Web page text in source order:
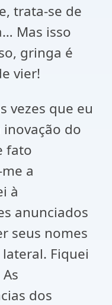
trata-se de
Mas isso
gringa é
vier!
vezes que eu
do
fato
a
à
anunciados
seus nomes
Fiquei
dos